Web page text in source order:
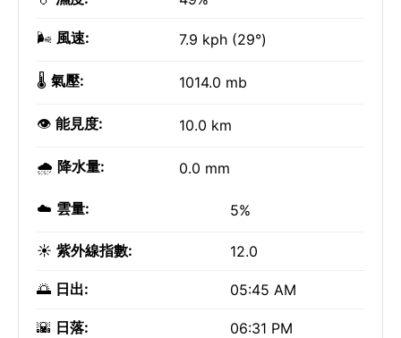
🌬️ 風速: 7.9 kph (29°)
🌡️ 氣壓: 1014.0 mb
👁️ 能見度: 10.0 km
🌧️ 降水量: 0.0 mm
☁️ 雲量: 5%
☀️ 紫外線指數: 12.0
🌅 日出: 05:45 AM
🌇 日落: 06:31 PM